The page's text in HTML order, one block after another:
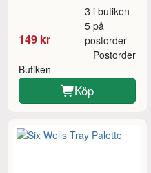
149 kr
3 i butiken
5 på
postorder
Butiken
Postorder
Köp